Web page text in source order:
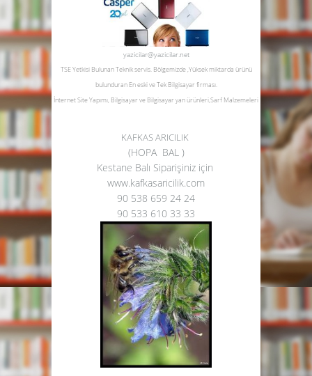
yazicilar@yazicilar.net
TSE Yetkisi Bulunan Teknik servis. Bölgemizde ,Yüksek miktarda ürünü
bulunduran En eski ve Tek Bilgisayar firması.
İnternet Site Yapımı, Bilgisayar ve Bilgisayar yan ürünleri,Sarf Malzemeleri
KAFKAS ARICILIK
(HOPA BAL )
Kestane Balı Siparişiniz için
www.kafkasaricilik.com
90 538 659 24 24
90 533 610 33 33